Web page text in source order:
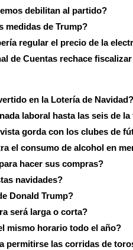
debilitan al partido?
medidas de Trump?
regular el precio de la
de Cuentas rechace fiscalizar
en la Lotería de Navidad?
laboral hasta las seis de la
gorda con los clubes de
el consumo de alcohol en
hacer sus compras?
navidades?
Donald Trump?
será larga o corta?
mismo horario todo el año?
permitirse las corridas de